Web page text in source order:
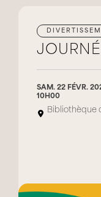
SAM. 22 FÉVR.
10H00
Bibliothèque